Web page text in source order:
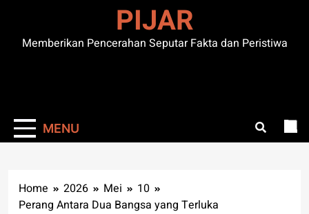
PIJAR
Memberikan Pencerahan Seputar Fakta dan Peristiwa
MENU
Home 2026 Mei
10
Perang Antara Dua Bangsa yang Terluka